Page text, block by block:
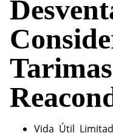
Tarimas
Vida Útil